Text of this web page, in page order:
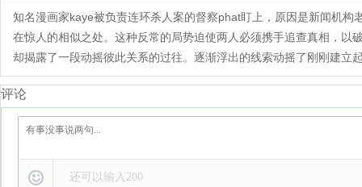
知名漫画家kaye被负责连环杀人案的督察phat盯上，原因是新闻机
在惊人的相似之处。这种反常的局势迫使两人必须携手追查真相，
却揭露了一段动摇彼此关系的过往。逐渐浮出的线索动摇了刚刚建
评论
还可以输入 200